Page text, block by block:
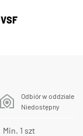
Odbiór w oddziale
Niedostępny
Min. 1 szt